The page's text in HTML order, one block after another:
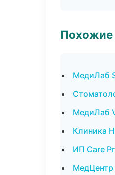
Похожие
МедиЛаб
МедиЛаб
Клиника
ИП Care
МедЦентр